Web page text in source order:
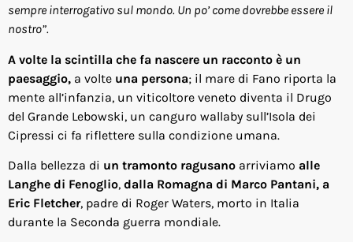
sempre interrogativo sul mondo. Un po’ come dovrebbe essere il
nostro”.
A volte la scintilla che fa nascere un racconto è un
paesaggio, a volte una persona; il mare di Fano riporta la
mente all’infanzia, un viticoltore veneto diventa il Drugo
del Grande Lebowski, un canguro wallaby sull’Isola dei
Cipressi ci fa riflettere sulla condizione umana.
Dalla bellezza di un tramonto ragusano arriviamo alle
Langhe di Fenoglio, dalla Romagna di Marco Pantani, a
Eric Fletcher, padre di Roger Waters, morto in Italia
durante la Seconda guerra mondiale.